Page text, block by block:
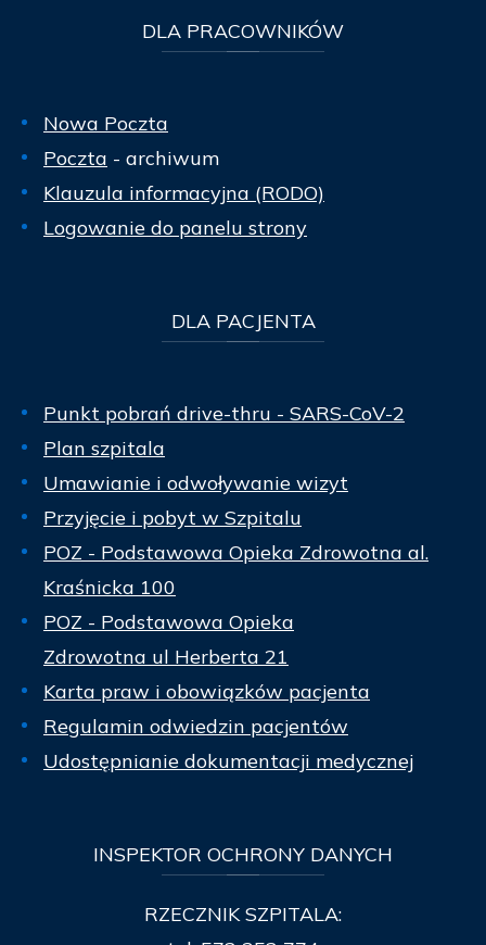
DLA PRACOWNIKÓW
Nowa Poczta
Poczta - archiwum
Klauzula informacyjna (RODO)
Logowanie do panelu strony
DLAPACJENTA
Punkt pobrań drive-thru - SARS-CoV-2
Plan szpitala
Umawianie i odwoływanie wizyt
Przyjęcie i pobyt w Szpitalu
POZ - Podstawowa Opieka Zdrowotna al.
Kraśnicka 100
POZ - Podstawowa Opieka
Zdrowotna ul Herberta 21
Karta praw i obowiązków pacjenta
Regulamin odwiedzin pacjentów
Udostępnianie dokumentacji medycznej
INSPEKTOR OCHRONY DANYCH
RZECZNIK SZPITALA: